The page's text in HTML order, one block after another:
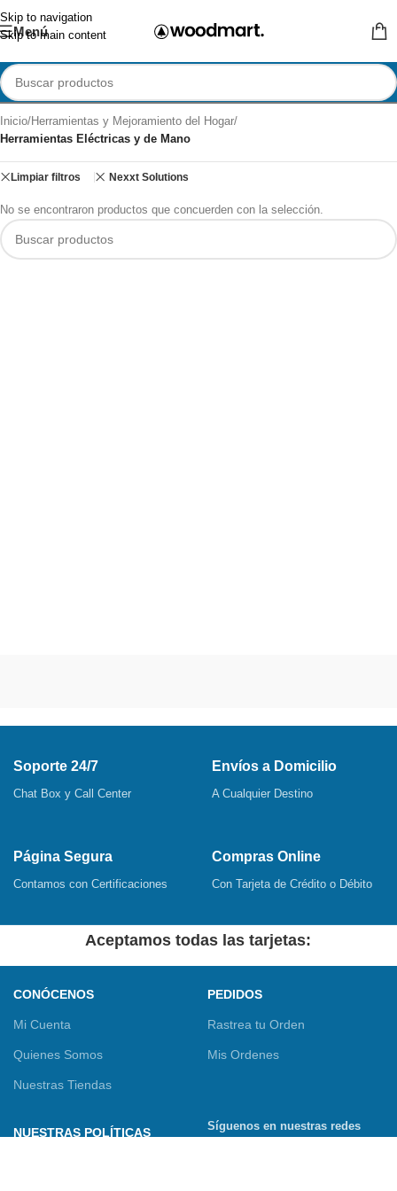
Skip to navigation
Skip to main content
Menú
Inicio/Herramientas y Mejoramiento del Hogar/
Herramientas Eléctricas y de Mano
Limpiar filtros Nexxt Solutions
No se encontraron productos que concuerden con la selección.
Soporte 24/7
Chat Box y Call Center
Envíos a Domicilio
A Cualquier Destino
Página Segura
Contamos con Certificaciones
Compras Online
Con Tarjeta de Crédito o Débito
Aceptamos todas las tarjetas:
CONÓCENOS
Mi Cuenta
Quienes Somos
Nuestras Tiendas
PEDIDOS
Rastrea tu Orden
Mis Ordenes
NUESTRAS POLÍTICAS
Síguenos en nuestras redes